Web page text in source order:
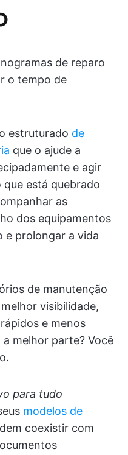
de reparo
o tempo de
estruturado de
que o ajude a
e agir
está quebrado
as
dos equipamentos
e prolongar a vida
de manutenção
visibilidade,
e menos
a melhor parte? Você
para tudo
modelos de
coexistir com